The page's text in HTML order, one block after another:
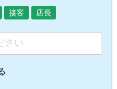
接客 店長